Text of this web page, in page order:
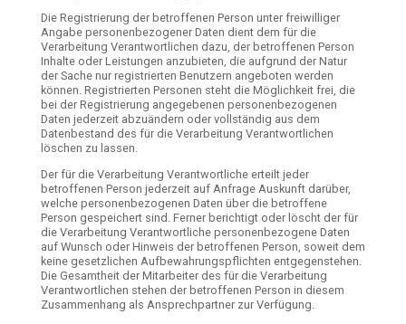
Die Registrierung der betroffenen Person unter freiwilliger
Angabe personenbezogener Daten dient dem für die
Verarbeitung Verantwortlichen dazu, der betroffenen Person
Inhalte oder Leistungen anzubieten, die aufgrund der Natur
der Sache nur registrierten Benutzern angeboten werden
können. Registrierten Personen steht die Möglichkeit frei, die
bei der Registrierung angegebenen personenbezogenen
Daten jederzeit abzuändern oder vollständig aus dem
Datenbestand des für die Verarbeitung Verantwortlichen
löschen zu lassen.
Der für die Verarbeitung Verantwortliche erteilt jeder
betroffenen Person jederzeit auf Anfrage Auskunft darüber,
welche personenbezogenen Daten über die betroffene
Person gespeichert sind. Ferner berichtigt oder löscht der für
die Verarbeitung Verantwortliche personenbezogene Daten
auf Wunsch oder Hinweis der betroffenen Person, soweit dem
keine gesetzlichen Aufbewahrungspflichten entgegenstehen.
Die Gesamtheit der Mitarbeiter des für die Verarbeitung
Verantwortlichen stehen der betroffenen Person in diesem
Zusammenhang als Ansprechpartner zur Verfügung.